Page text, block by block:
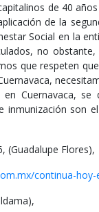
de 40
de la
Social en la
no
que respeten
en Cuernavaca,
inmunización son
(Guadalupe Flores),
continua-